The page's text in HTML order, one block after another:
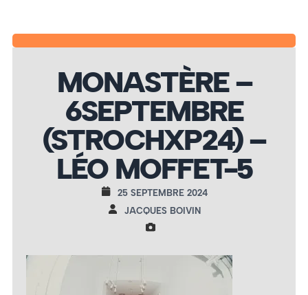
MONASTÈRE –
6SEPTEMBRE
(STROCHXP24) –
LÉO MOFFET-5
25 SEPTEMBRE 2024
JACQUES BOIVIN